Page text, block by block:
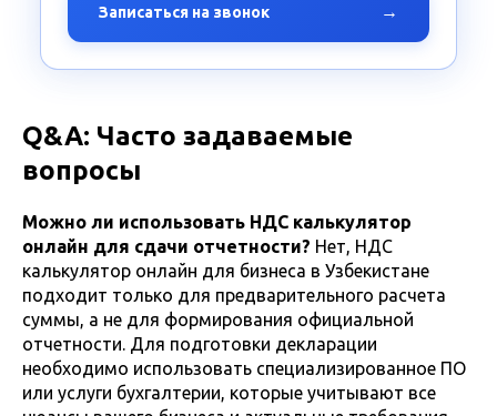
Записаться на звонок →
Q&A: Часто задаваемые
вопросы
Можно ли использовать НДС калькулятор
онлайн для сдачи отчетности? Нет, НДС
калькулятор онлайн для бизнеса в Узбекистане
подходит только для предварительного расчета
суммы, а не для формирования официальной
отчетности. Для подготовки декларации
необходимо использовать специализированное ПО
или услуги бухгалтерии, которые учитывают все